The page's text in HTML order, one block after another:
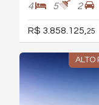
4 5 2
R$ 3.858.125,25
ALTO